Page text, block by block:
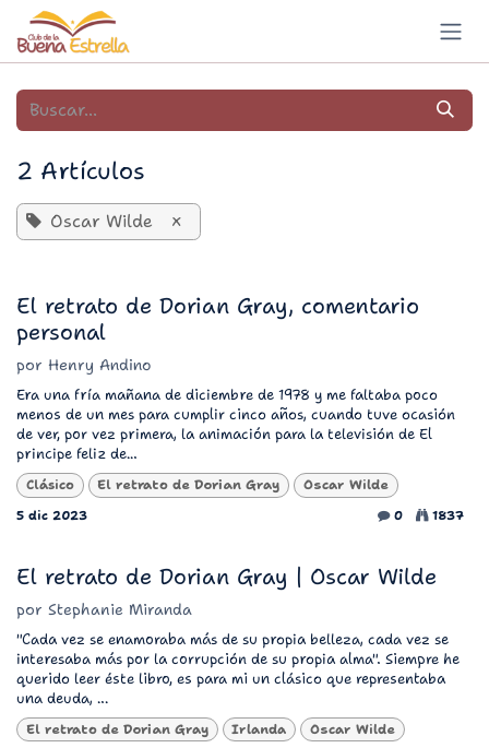
Ir al contenido
2 Artículos
Oscar Wilde ×
El retrato de Dorian Gray, comentario
personal
por Henry Andino
Era una fría mañana de diciembre de 1978 y me faltaba poco
menos de un mes para cumplir cinco años, cuando tuve ocasión
de ver, por vez primera, la animación para la televisión de El
principe feliz de...
Clásico El retrato de Dorian Gray
Oscar Wilde
5 dic 2023
0 1837
El retrato de Dorian Gray | Oscar Wilde
por Stephanie Miranda
"Cada vez se enamoraba más de su propia belleza, cada vez se
interesaba más por la corrupción de su propia alma". Siempre he
querido leer éste libro, es para mi un clásico que representaba
una deuda, ...
El retrato de Dorian Gray Irlanda
Oscar Wilde